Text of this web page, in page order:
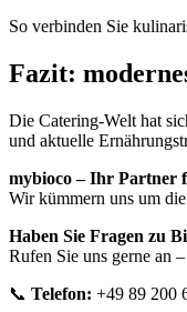
So verbinden Sie
Fazit:
Die Catering-Welt hat
und aktuelle
mybioco – Ihr Partner
Wir kümmern uns um
Haben Sie Fragen zu
Rufen Sie uns gerne an
📞 Telefon: +49 89 200